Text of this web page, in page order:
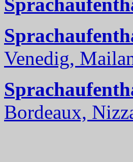
Venedig,
Bordeaux,